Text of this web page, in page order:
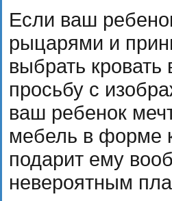
Если ваш
рыцарями и
выбрать
просьбу с
ваш ребенок
мебель в форме
подарит ему
невероятным